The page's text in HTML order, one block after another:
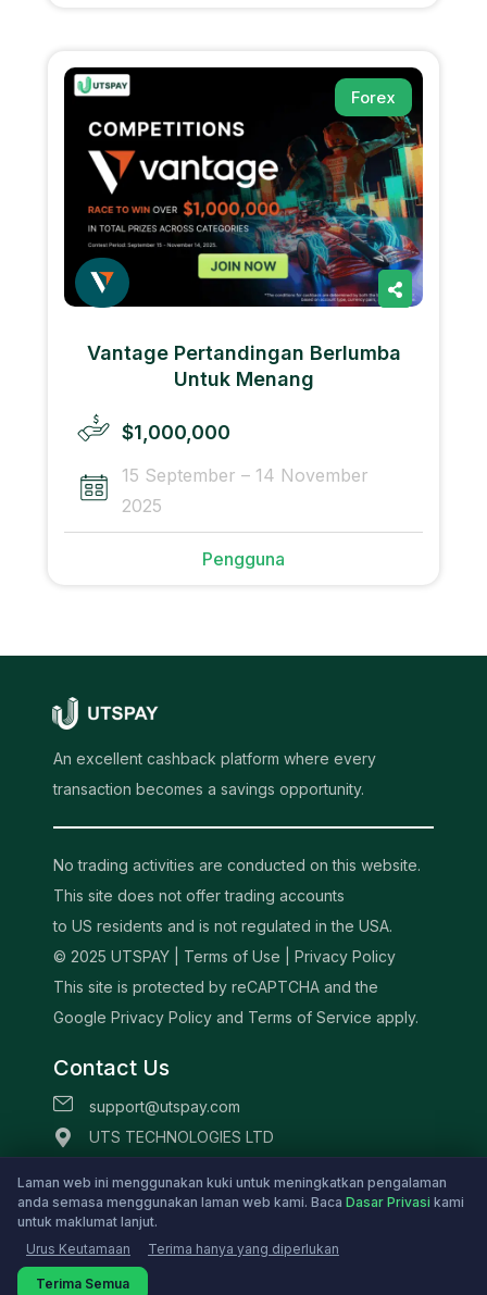
Forex
Vantage Pertandingan Berlumba
Untuk Menang
$1,000,000
15 September – 14 November
2025
Pengguna
An excellent cashback platform where every
transaction becomes a savings opportunity.
No trading activities are conducted on this website.
This site does not offer trading accounts
to US residents and is not regulated in the USA.
© 2025 UTSPAY | Terms of Use
Privacy Policy
This site is protected by reCAPTCHA and the
Google Privacy Policy and Terms of Service apply.
Contact Us
support@utspay.com
UTS TECHNOLOGIES LTD
Kingstown St.Vincent and the Grenadines
Laman web ini menggunakan kuki untuk meningkatkan pengalaman
anda semasa menggunakan laman web kami. Baca Dasar Privasi kami
untuk maklumat lanjut.
Urus Keutamaan
Terima hanya yang diperlukan
Terima Semua